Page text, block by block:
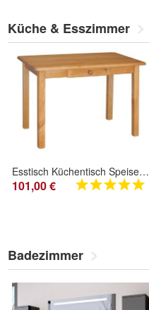
Küche & Esszimmer
Esstisch Küchentisch Speisetisch Tisch Kiefer Alder Farbe mit Schublade
101,00 €
Badezimmer